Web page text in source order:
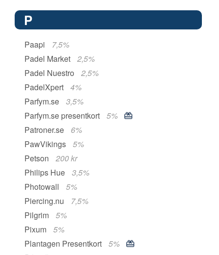
P
Paapi
7,5%
Padel Market
2,5%
Padel Nuestro
2,5%
PadelXpert
4%
Parfym.se
3,5%
Parfym.se presentkort
5%
Patroner.se
6%
PawVikings
5%
Petson
200 kr
Philips Hue
3,5%
Photowall
5%
Piercing.nu
7,5%
Pilgrim
5%
Pixum
5%
Plantagen Presentkort
5%